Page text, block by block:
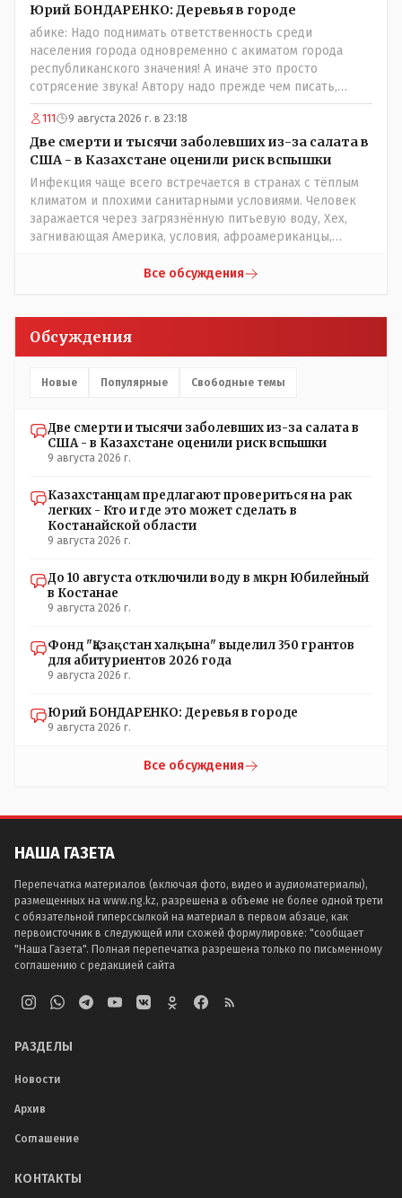
будет. Необходимо подключение соответствующих
органов: 1. Управление природных ресурсов и
регулирования природопользования - т. к. это в целом
их епархия; 2. Экологи (если таковые у нас имеются) 3.
Госаудит и прокуратура - проверка необходимости
расходования бюджетных средств на обрезку деревьев,
не нуждающихся в таковой; равно пресечения
нецелевого расходования средств. Почему нащим
*экспертам" недоступно осознание того, что деревья в
городе должны быть. Это: "легкие" города, это
шумоизоляция в некотором роде, это спасительные
тень и прохлада. Ну и в конце концов - листва
смотрится куда приятней бетонных стен в каменных
джунглях. Может пора пересмотреть свое варварское
Юрий БОНДАРЕНКО: Деревья в городе
абике: Надо поднимать ответственность среди
населения города одновременно с акиматом города
республиканского значения! А иначе это просто
сотрясение звука! Автору надо прежде чем писать,
необходимо самому обратиться в ЖКХ акимата и
разобраться прежде чем своей статьей провоцировать
население города!Согласен всецело!
111 9 августа 2026 г. в 23:18
Две смерти и тысячи заболевших из-за салата в
США - в Казахстане оценили риск вспышки
Инфекция чаще всего встречается в странах с тёплым
климатом и плохими санитарными условиями. Человек
заражается через загрязнённую питьевую воду, Хех,
загнивающая Америка, условия, афроамериканцы,
мигранты и прочее.. Лучше России и Казахстана жить
Все обсуждения
Обсуждения
Новые Популярные Свободные темы
Две смерти и тысячи заболевших из-за салата в
США - в Казахстане оценили риск вспышки
9 августа 2026 г.
Казахстанцам предлагают провериться на рак
легких - Кто и где это может сделать в
Костанайской области
9 августа 2026 г.
До 10 августа отключили воду в мкрн Юбилейный
в Костанае
9 августа 2026 г.
Фонд "Қазақстан халқына" выделил 350 грантов
для абитуриентов 2026 года
9 августа 2026 г.
Юрий БОНДАРЕНКО: Деревья в городе
9 августа 2026 г.
Все обсуждения
НАША ГАЗЕТА
Перепечатка материалов (включая фото, видео и аудиоматериалы),
размещенных на www.ng.kz, разрешена в объеме не более одной трети
с обязательной гиперссылкой на материал в первом абзаце, как
первоисточник в следующей или схожей формулировке: "сообщает
"Наша Газета". Полная перепечатка разрешена только по письменному
соглашению с редакцией сайта
РАЗДЕЛЫ
Новости
Архив
Соглашение
КОНТАКТЫ